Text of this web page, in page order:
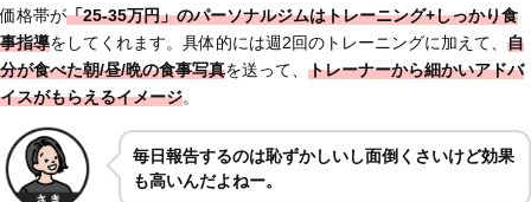
価格帯が「25-35万円」のパーソナルジムはトレーニング+しっかり食
事指導をしてくれます。具体的には週2回のトレーニングに加えて、 自
分が食べた朝/昼/晩の食事写真を送って、 トレーナーから細かいアドバ
イスがもらえるイメージ。
毎日報告するのは恥ずかしいし面倒くさいけど効果
も高いんだよねー。